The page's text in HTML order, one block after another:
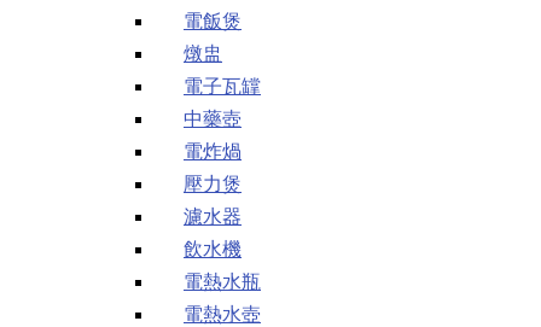
電飯煲
燉盅
電子瓦罉
中藥壺
電炸煱
壓力煲
濾水器
飲水機
電熱水瓶
電熱水壺